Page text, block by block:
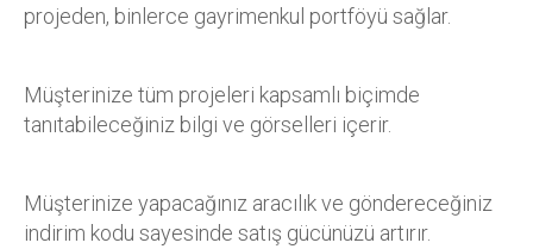
projeden, binlerce gayrimenkul portföyü sağlar.
Müşterinize tüm projeleri kapsamlı biçimde
tanıtabileceğiniz bilgi ve görselleri içerir.
Müşterinize yapacağınız aracılık ve göndereceğiniz
indirim kodu sayesinde satış gücünüzü artırır.